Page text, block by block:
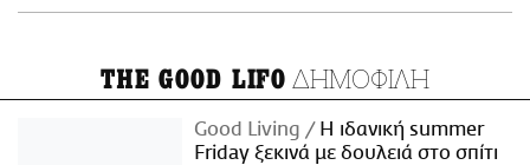
THE GOOD LIFO ΔΗΜΟΦΙΛΗ
Good Living
Η ιδανική summer
Friday ξεκινά με δουλειά στο σπίτι